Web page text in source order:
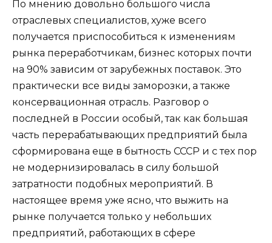
По мнению довольно большого числа
отраслевых специалистов, хуже всего
получается приспособиться к изменениям
рынка переработчикам, бизнес которых почти
на 90% зависим от зарубежных поставок. Это
практически все виды заморозки, а также
консервационная отрасль. Разговор о
последней в России особый, так как большая
часть перерабатывающих предприятий была
сформирована еще в бытность СССР и с тех пор
не модернизировалась в силу большой
затратности подобных мероприятий. В
настоящее время уже ясно, что выжить на
рынке получается только у небольших
предприятий, работающих в сфере